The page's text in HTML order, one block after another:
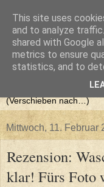
Mittwoch, 11. Februar
Rezension:
klar! Fürs Foto
This site uses
and to analyze
shared with Google
metrics to ensure
statistics, and to